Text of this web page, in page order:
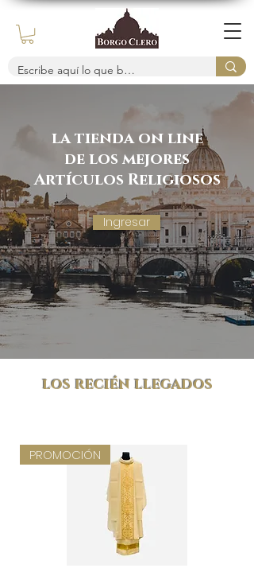
la tienda on line
de los mejores
Artículos Religiosos
Ingresar
PROMOCIÓN
los recién llegados